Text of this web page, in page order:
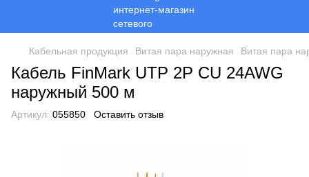
Кабельная продукция Витая пара наружная Витая пара
Кабель FinMark UTP 2P CU 24AWG
наружный 500 м
Артикул: 055850 Оставить отзыв